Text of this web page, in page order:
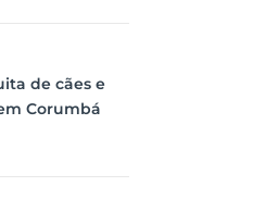
de cães e
Corumbá